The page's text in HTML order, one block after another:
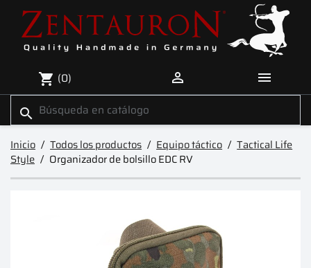
shopping_cart (0)  
search
Inicio Todos los productos Equipo táctico
Tactical Life
Style
Organizador de bolsillo EDC RV